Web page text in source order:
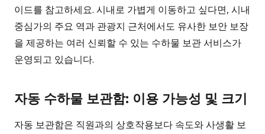
이드를 참고하세요. 시내로 가볍게 이동하고 싶다면, 시내
중심가의 주요 역과 관광지 근처에서도 유사한 보안 보장
을 제공하는 여러 신뢰할 수 있는 수하물 보관 서비스가
운영되고 있습니다.
자동 수하물 보관함: 이용 가능성 및 크기
자동 보관함은 직원과의 상호작용보다 속도와 사생활 보